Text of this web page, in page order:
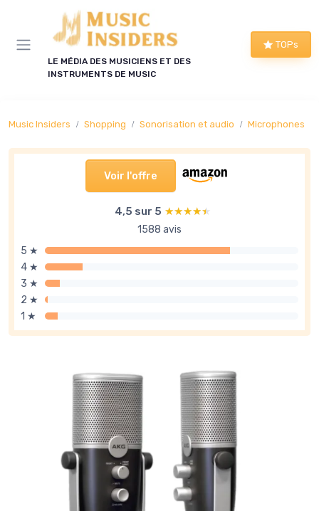
LE MÉDIA DES MUSICIENS ET DES
INSTRUMENTS DE MUSIC
TOPs
Music Insiders Shopping Sonorisation et audio Microphones
Voir l'offre
4,5 sur 5 ★★★★★
★★★★★
1588 avis
5 ★
4 ★
3 ★
2 ★
1 ★
Panneau de gestion des cookies